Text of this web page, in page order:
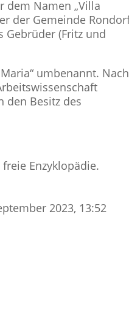
dem Namen „Villa
der Gemeinde
Gebrüder (Fritz und
umbenannt. Nach
den Besitz des
Enzyklopädie.
2023, 13:52